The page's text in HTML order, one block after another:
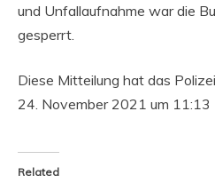
und Unfallaufnahme war die
gesperrt.
Diese Mitteilung hat das
24. November 2021 um 11:13
Related